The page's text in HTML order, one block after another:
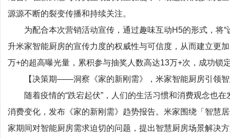
源源不断的裂变传播和持续关注。
为配合本次营销活动宣传，通过趣味互动H5的形式，将
升米家智能厨房的宣传力度的权威性与可信度，从而建立更
万+的超高曝光量，累积参与抽奖人数高达13万+次，成功锁
【决策期——洞察《家的新刚需》，米家智能厨房引领
随着疫情的“跌宕起伏”，人们的生活习惯和消费观念也
消费变化，发布《家的新刚需》趋势报告。米家围绕「智慧
家期间对智能厨房需求迫切的问题，提出智慧厨房场景解决